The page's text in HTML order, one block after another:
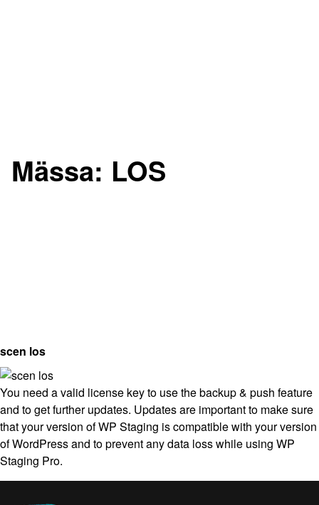
Mässa: LOS
scen los
You need a valid license key to use the backup & push feature
and to get further updates. Updates are important to make sure
that your version of WP Staging is compatible with your version
of WordPress and to prevent any data loss while using WP
Staging Pro.